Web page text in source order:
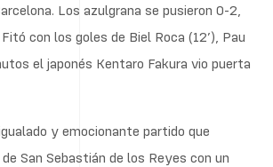
Los azulgrana se pusieron 0-2,
con los goles de Biel Roca (12’), Pau
el japonés Kentaro Fakura vio puerta
y emocionante partido que
San Sebastián de los Reyes con un